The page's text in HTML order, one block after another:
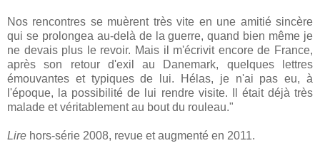
Nos rencontres se muèrent très vite en une amitié sincère
qui se prolongea au-delà de la guerre, quand bien même je
ne devais plus le revoir. Mais il m'écrivit encore de France,
après son retour d'exil au Danemark, quelques lettres
émouvantes et typiques de lui. Hélas, je n'ai pas eu, à
l'époque, la possibilité de lui rendre visite. Il était déjà très
malade et véritablement au bout du rouleau."
Lire hors-série 2008, revue et augmenté en 2011.